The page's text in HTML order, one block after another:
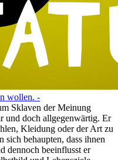
wollen. -
Sklaven der Meinung
und doch allgegenwärtig. Er
Kleidung oder der Art zu
sich behaupten, dass ihnen
dennoch beeinflusst er